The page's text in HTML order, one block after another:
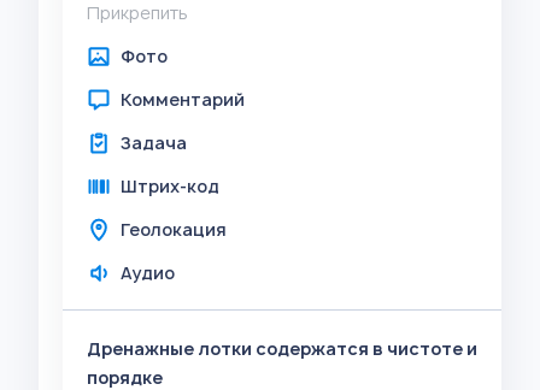
Прикрепить
Фото
Комментарий
Задача
Штрих-код
Геолокация
Аудио
Дренажные лотки содержатся в чистоте и
порядке